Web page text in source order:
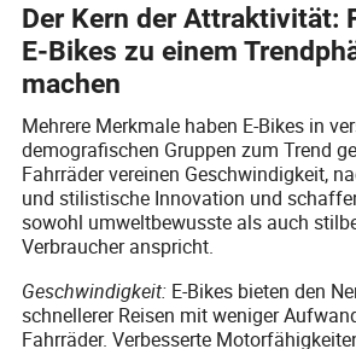
Der Kern der Attraktivität:
E-Bikes zu einem
machen
Mehrere Merkmale haben E-Bikes in
demografischen Gruppen zum Trend
Fahrräder vereinen Geschwindigkeit,
und stilistische Innovation und
sowohl umweltbewusste als auch
Verbraucher anspricht.
Geschwindigkeit: E-Bikes bieten den
schnellerer Reisen mit weniger
Fahrräder. Verbesserte